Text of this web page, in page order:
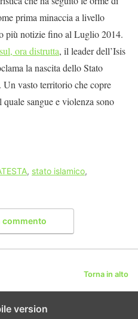
prima minaccia a livello
più notizie fino al Luglio 2014.
ora distrutta, il leader dell’Isis
la nascita dello Stato
vasto territorio che copre
sangue e violenza sono
, stato islamico,
commento
Torna in alto
version